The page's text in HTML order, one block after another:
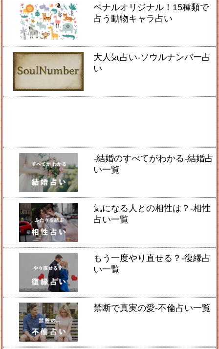
ペナルオリジナル！15種類で
占う動物キャラ占い
大人気占い-ソウルナンバー占
い
-結婚のすべてがわかる-結婚占
い一覧
気になる人との相性は？-相性
占い一覧
もう一度やり直せる？-復縁占
い一覧
禁断で真実の愛-不倫占い一覧